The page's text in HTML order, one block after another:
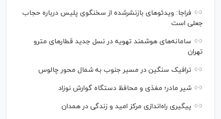
فراجا: ویدئو‌های بازنشرشده از سخنگوی پلیس درباره حجاب
جعلی است
سامانه‌های هوشمند تهویه در نسل جدید قطار‌های مترو
تهران
ترافیک سنگین در مسیر جنوب به شمال محور چالوس
شیر مادر؛ مغذی و محافظ دستگاه گوارش نوزاد
پیگیری راه‌اندازی مرکز امید و زندگی در همدان